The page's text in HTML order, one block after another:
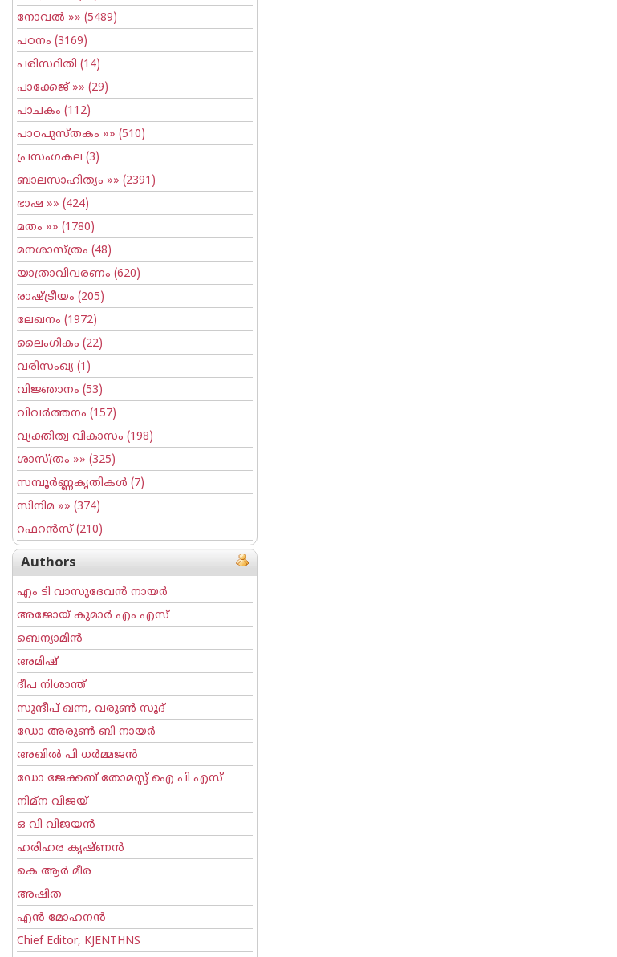
നോവല്‍ »» (5489)
പഠനം (3169)
പരിസ്ഥിതി (14)
പാക്കേജ് »» (29)
പാചകം (112)
പാഠപുസ്തകം »» (510)
പ്രസംഗകല (3)
ബാലസാഹിത്യം »» (2391)
ഭാഷ »» (424)
മതം »» (1780)
മനശാസ്ത്രം (48)
യാത്രാവിവരണം (620)
രാഷ്ട്രീയം (205)
ലേഖനം (1972)
ലൈംഗികം (22)
വരിസംഖ്യ (1)
വിജ്ഞാനം (53)
വിവര്‍ത്തനം (157)
വ്യക്തിത്വ വികാസം (198)
ശാസ്ത്രം »» (325)
സമ്പൂര്‍ണ്ണകൃതികള്‍ (7)
സിനിമ »» (374)
റഫറന്‍സ്(210)
Authors
എം ടി വാസുദേവന്‍ നായര്‍
അജോയ് കുമാര്‍ എം എസ്
ബെന്യാമിന്‍
അമിഷ്
ദീപ നിശാന്ത്
സുന്ദീപ് ഖന്ന, വരുൺ സൂദ്
ഡോ അരുണ്‍ ബി നായര്‍
അഖില്‍ പി ധര്‍മ്മജന്‍
ഡോ ജേക്കബ് തോമസ്സ് ഐ പി എസ്
നിമ്ന വിജയ്
ഒ വി വിജയന്‍
ഹരിഹര കൃഷ്ണൻ
കെ ആര്‍ മീര
അഷിത
എന്‍ മോഹനന്‍
Chief Editor, KJENTHNS